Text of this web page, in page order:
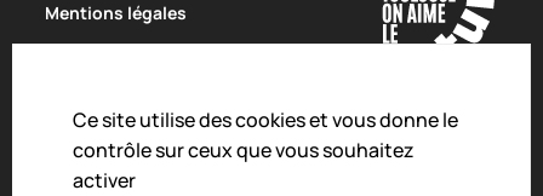
Ce site utilise des cookies et vous donne le
contrôle sur ceux que vous souhaitez
activer
Mentions légales
Charte de modération
Droit d'alerte